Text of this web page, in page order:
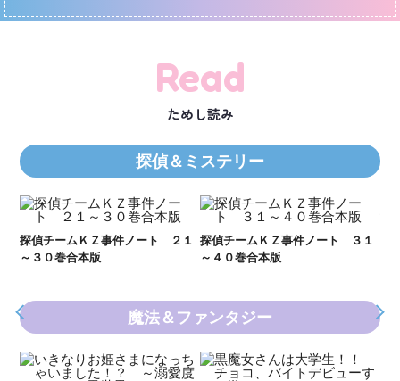
Read
ためし読み
探偵＆ミステリー
探偵チームＫＺ事件ノート ３１
～４０巻合本版
探偵チームＫＺ事件ノート １１
～２０巻合本版
魔法＆ファンタジー